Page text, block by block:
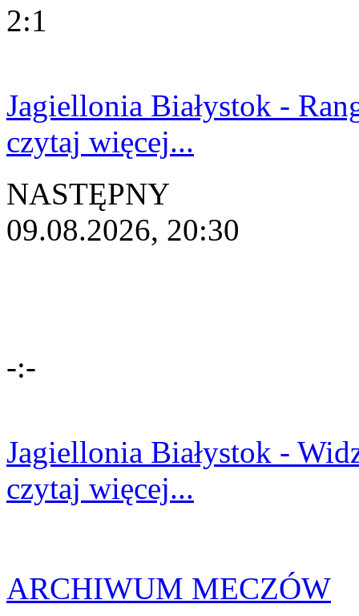
2:1
Jagiellonia Białystok -
czytaj więcej...
NASTĘPNY
09.08.2026, 20:30
-:-
Jagiellonia Białystok -
czytaj więcej...
ARCHIWUM MECZÓW